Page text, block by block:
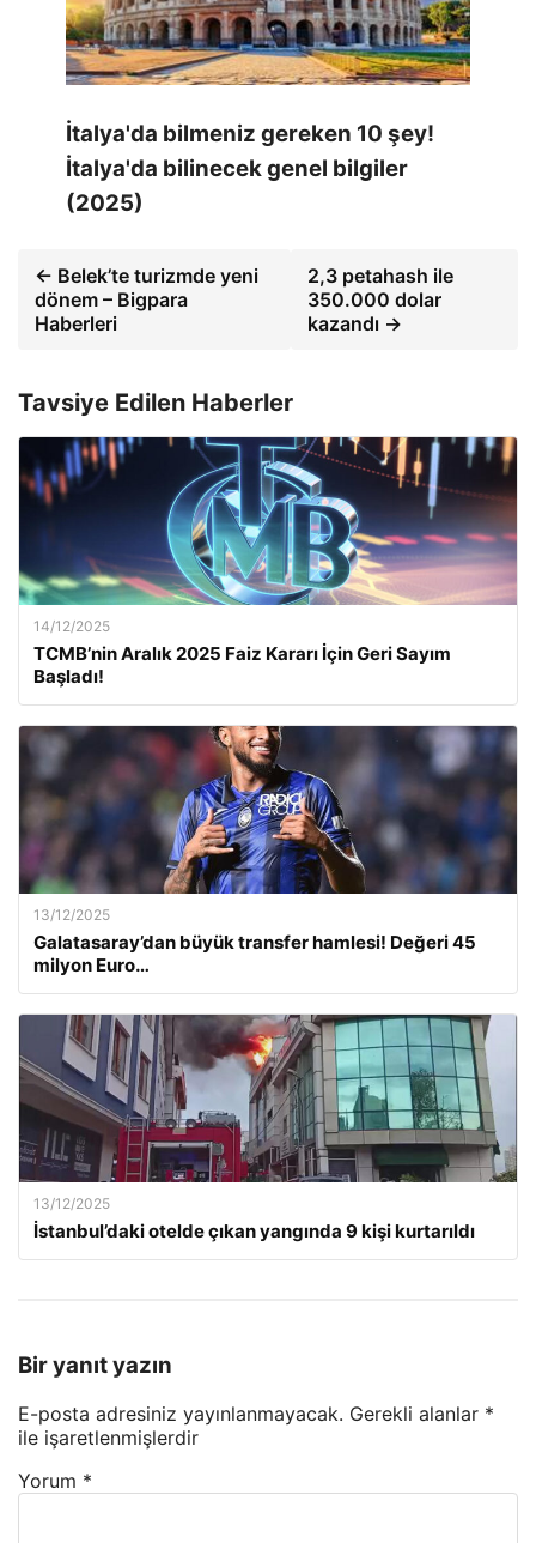
İtalya'da bilmeniz gereken 10 şey!
İtalya'da bilinecek genel bilgiler
(2025)
← Belek’te turizmde yeni
dönem – Bigpara
Haberleri
2,3 petahash ile
350.000 dolar
kazandı →
Tavsiye Edilen Haberler
14/12/2025
TCMB’nin Aralık 2025 Faiz Kararı İçin Geri Sayım
Başladı!
13/12/2025
Galatasaray’dan büyük transfer hamlesi! Değeri 45
milyon Euro…
13/12/2025
İstanbul’daki otelde çıkan yangında 9 kişi kurtarıldı
Bir yanıt yazın
E-posta adresiniz yayınlanmayacak. Gerekli alanlar *
ile işaretlenmişlerdir
Yorum *